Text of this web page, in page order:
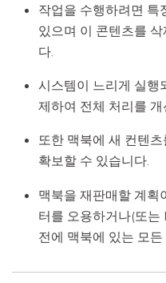
작업을 수행하려면 특
있으며 이 콘텐츠를
다.
시스템이 느리게 실행
제하여 전체 처리를 개
또한 맥북에 새 컨텐
확보할 수 있습니다.
맥북을 재판매할 계획
터를 오용하거나(또는
전에 맥북에 있는 모